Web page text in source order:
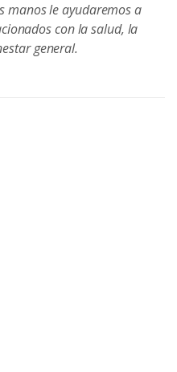
manos le ayudaremos a
con la salud, la
general.